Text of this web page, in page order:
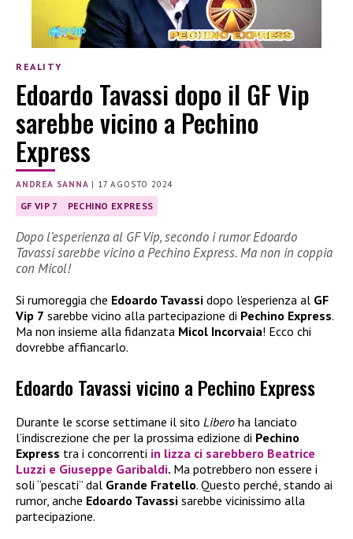
REALITY
Edoardo Tavassi dopo il GF Vip
sarebbe vicino a Pechino
Express
ANDREA SANNA | 17 AGOSTO 2024
GF VIP 7 PECHINO EXPRESS
Dopo l’esperienza al GF Vip, secondo i rumor Edoardo
Tavassi sarebbe vicino a Pechino Express. Ma non in coppia
con Micol!
Si rumoreggia che Edoardo Tavassi dopo l’esperienza al GF
Vip 7 sarebbe vicino alla partecipazione di Pechino Express.
Ma non insieme alla fidanzata Micol Incorvaia! Ecco chi
dovrebbe affiancarlo.
Edoardo Tavassi vicino a Pechino Express
Durante le scorse settimane il sito Libero ha lanciato
l’indiscrezione che per la prossima edizione di Pechino
Express tra i concorrenti in lizza ci sarebbero Beatrice
Luzzi e Giuseppe Garibaldi. Ma potrebbero non essere i
soli “pescati” dal Grande Fratello. Questo perché, stando ai
rumor, anche Edoardo Tavassi sarebbe vicinissimo alla
partecipazione.